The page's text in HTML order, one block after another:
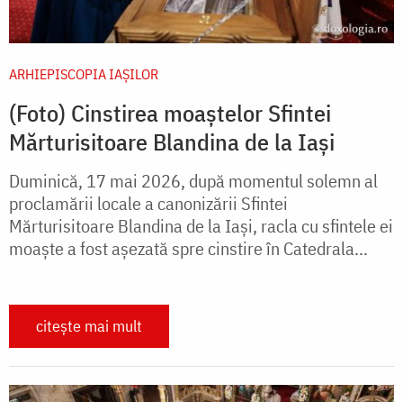
ARHIEPISCOPIA IAŞILOR
(Foto) Cinstirea moaștelor Sfintei
Mărturisitoare Blandina de la Iași
Duminică, 17 mai 2026, după momentul solemn al
proclamării locale a canonizării Sfintei
Mărturisitoare Blandina de la Iași, racla cu sfintele ei
moaște a fost așezată spre cinstire în Catedrala...
citește mai mult